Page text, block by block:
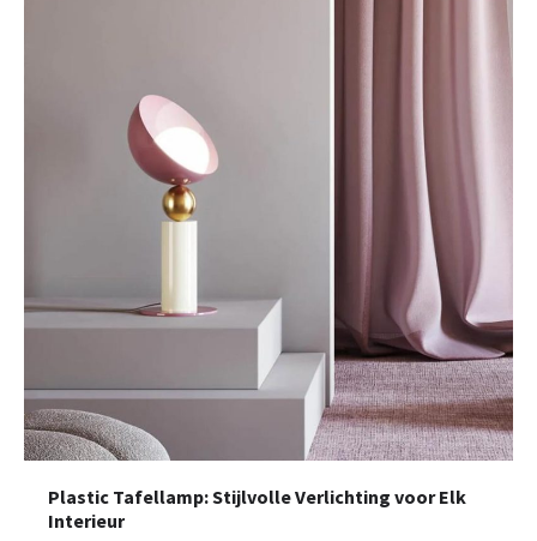
Plastic Tafellamp: Stijlvolle Verlichting voor Elk
Interieur